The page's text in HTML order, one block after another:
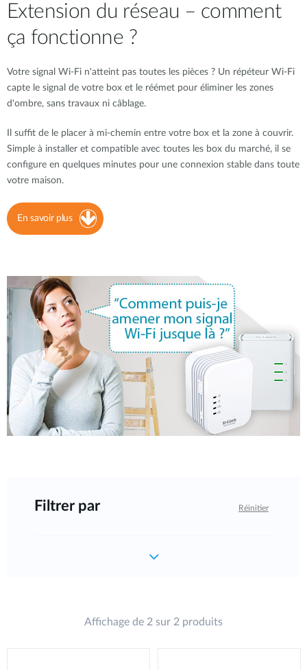
Extension du réseau – comment
ça fonctionne ?
Votre signal Wi-Fi n'atteint pas toutes les pièces ? Un répéteur Wi-Fi
capte le signal de votre box et le réémet pour éliminer les zones
d'ombre, sans travaux ni câblage.
Il suffit de le placer à mi-chemin entre votre box et la zone à couvrir.
Simple à installer et compatible avec toutes les box du marché, il se
configure en quelques minutes pour une connexion stable dans toute
votre maison.
En savoir plus
Filtrer par Réinitier
Affichage de 2 sur 2 produits